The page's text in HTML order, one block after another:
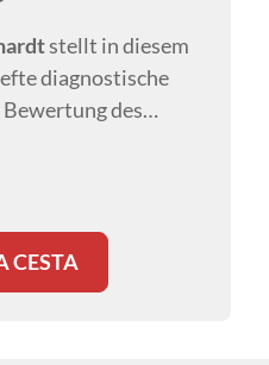
stellt in diesem
diagnostische
des
in der
CESTA